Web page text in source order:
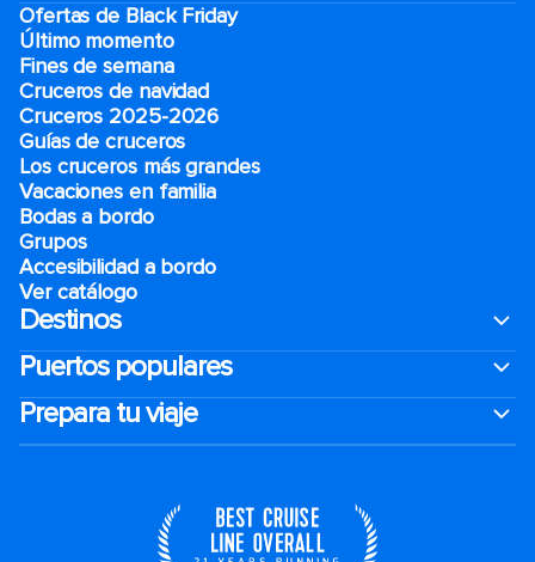
Ofertas de Black Friday
Último momento
Fines de semana
Cruceros de navidad
Cruceros 2025-2026
Guías de cruceros
Los cruceros más grandes
Vacaciones en familia
Bodas a bordo
Grupos
Accesibilidad a bordo
Ver catálogo
Destinos
Puertos populares
Prepara tu viaje